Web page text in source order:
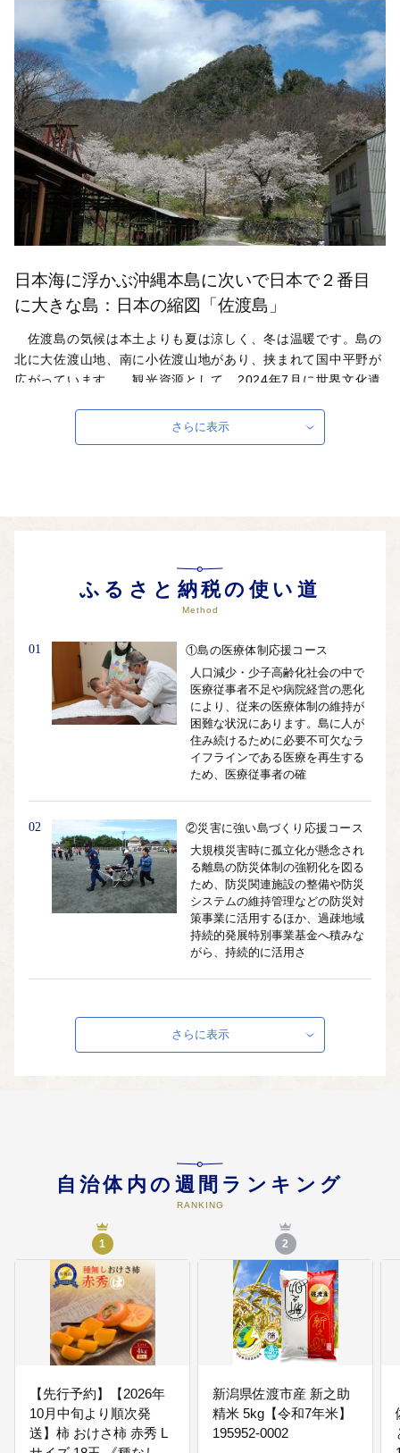
日本海に浮かぶ沖縄本島に次いで日本で２番目
に大きな島：日本の縮図「佐渡島」
佐渡島の気候は本土よりも夏は涼しく、冬は温暖です。島の
北に大佐渡山地、南に小佐渡山地があり、挟まれて国中平野が
広がっています。 観光資源として、2024年7月に世界文化遺
佐渡おけさ・鬼太鼓・能・花など豊富で、ダイビングやトレッ
キング、釣りを楽しみに通われている方も多くいらっしゃいま
自治体ホームページは こちら（外部サイト）
外部サイトへ遷移します。
さらに表示
ふるさと納税の使い道
Method
01
①島の医療体制応援コース
人口減少・少子高齢化社会の中で
医療従事者不足や病院経営の悪化
により、従来の医療体制の維持が
困難な状況にあります。島に人が
住み続けるために必要不可欠なラ
イフラインである医療を再生する
ため、医療従事者の確
02
②災害に強い島づくり応援コース
大規模災害時に孤立化が懸念され
る離島の防災体制の強靭化を図る
ため、防災関連施設の整備や防災
システムの維持管理などの防災対
策事業に活用するほか、過疎地域
持続的発展特別事業基金へ積みな
がら、持続的に活用さ
存や活用を図るため、資産の整備
④移住定住・起業の島応援コース
生産年齢人口の増加に向け、佐渡
で起業する若者への支援やお試し
住宅・空き家の改修整備の拡充な
ど受入体制の整備に活用するほ
か、過疎地域自立促進特別事業基
金へ積みながら、持続的に活用さ
せていただきます。
高齢者が元気に活躍できるよう、
働く場や学びの場の提供や温泉な
どを活用した健康づくりの支援等
さらに表示
自治体内の週間ランキング
RANKING
1
【先行予約】【2026年
10月中旬より順次発
送】柿 おけさ柿 赤秀 L
2
新潟県佐渡市産 新之助
精米 5kg【令和7年米】
195952-0002